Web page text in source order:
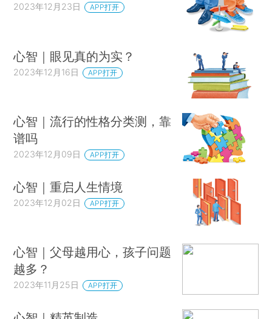
2023年12月23日 APP打开
心智｜眼见真的为实？
2023年12月16日 APP打开
心智｜流行的性格分类测，靠
谱吗
2023年12月09日 APP打开
心智｜重启人生情境
2023年12月02日 APP打开
心智｜父母越用心，孩子问题
越多？
2023年11月25日 APP打开